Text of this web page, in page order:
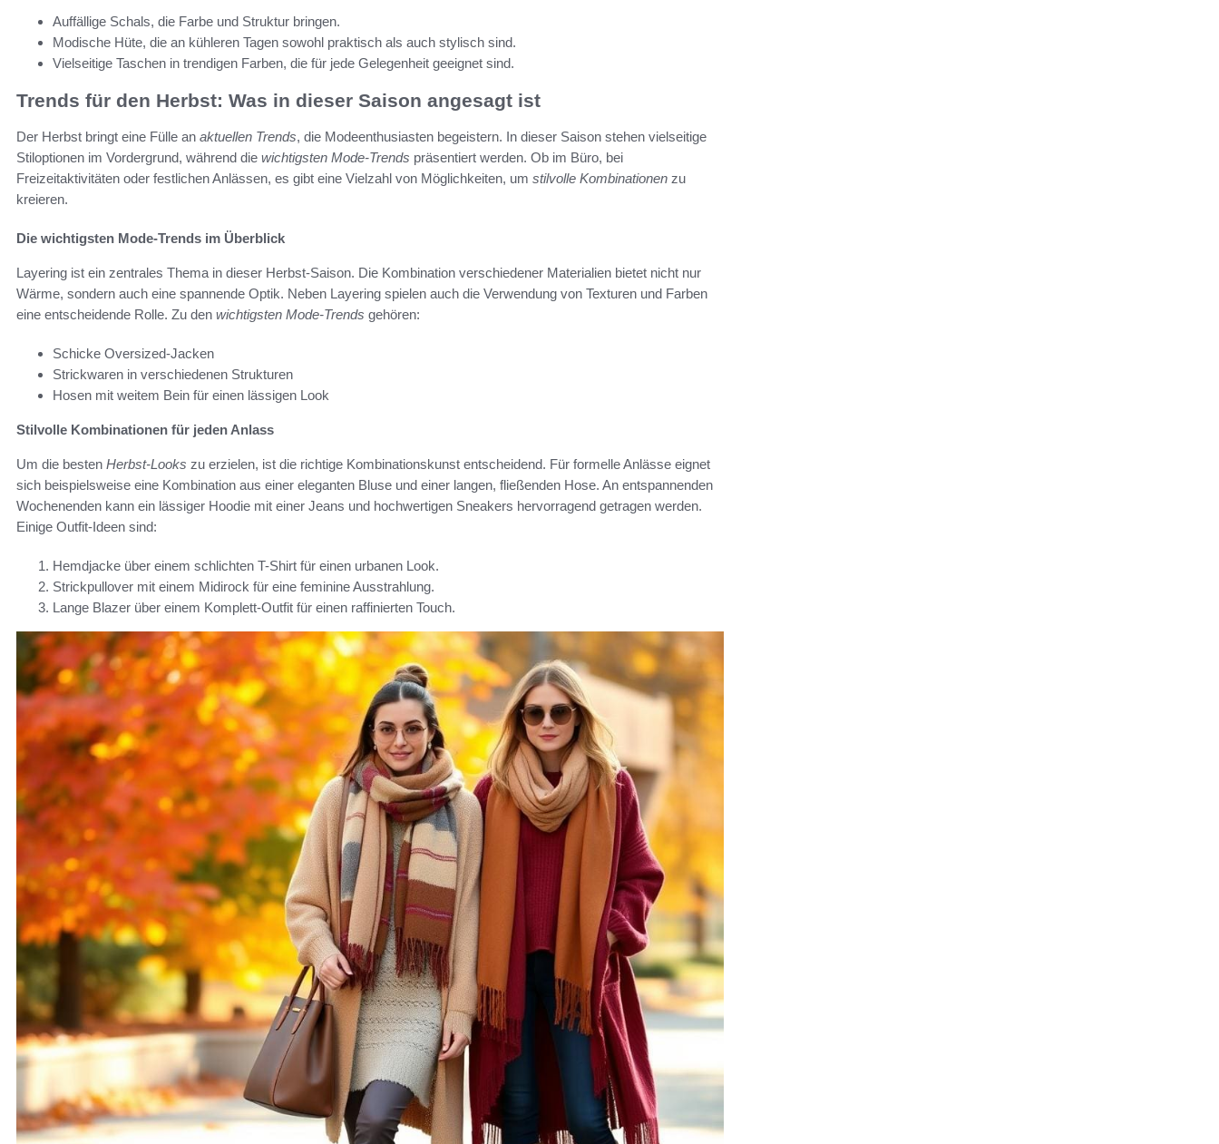
Auffällige Schals, die Farbe und Struktur bringen.
Modische Hüte, die an kühleren Tagen sowohl praktisch als auch stylisch sind.
Vielseitige Taschen in trendigen Farben, die für jede Gelegenheit geeignet sind.
Trends für den Herbst: Was in dieser Saison angesagt ist
Der Herbst bringt eine Fülle an aktuellen Trends, die Modeenthusiasten begeistern. In dieser Saison stehen vielseitige
Stiloptionen im Vordergrund, während die wichtigsten Mode-Trends präsentiert werden. Ob im Büro, bei
Freizeitaktivitäten oder festlichen Anlässen, es gibt eine Vielzahl von Möglichkeiten, um stilvolle Kombinationen zu
kreieren.
Die wichtigsten Mode-Trends im Überblick
Layering ist ein zentrales Thema in dieser Herbst-Saison. Die Kombination verschiedener Materialien bietet nicht nur
Wärme, sondern auch eine spannende Optik. Neben Layering spielen auch die Verwendung von Texturen und Farben
eine entscheidende Rolle. Zu den wichtigsten Mode-Trends gehören:
Schicke Oversized-Jacken
Strickwaren in verschiedenen Strukturen
Hosen mit weitem Bein für einen lässigen Look
Stilvolle Kombinationen für jeden Anlass
Um die besten Herbst-Looks zu erzielen, ist die richtige Kombinationskunst entscheidend. Für formelle Anlässe eignet
sich beispielsweise eine Kombination aus einer eleganten Bluse und einer langen, fließenden Hose. An entspannenden
Wochenenden kann ein lässiger Hoodie mit einer Jeans und hochwertigen Sneakers hervorragend getragen werden.
Einige Outfit-Ideen sind:
Hemdjacke über einem schlichten T-Shirt für einen urbanen Look.
Strickpullover mit einem Midirock für eine feminine Ausstrahlung.
Lange Blazer über einem Komplett-Outfit für einen raffinierten Touch.